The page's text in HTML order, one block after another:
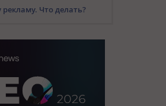
рекламу. Что делать?